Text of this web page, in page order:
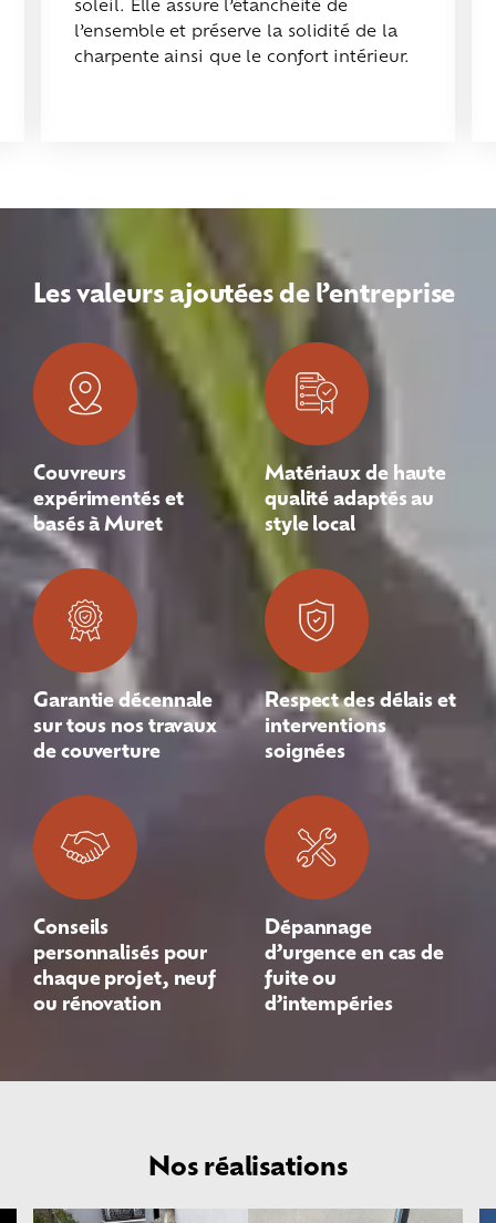
l’ensemble et préserve la solidité de la
charpente ainsi que le confort intérieur.
Les valeurs ajoutées de l’entreprise
Couvreurs
expérimentés et
basés à Muret
Matériaux de haute
qualité adaptés au
style local
Garantie décennale
sur tous nos travaux
de couverture
Respect des délais et
interventions
soignées
Conseils
personnalisés pour
chaque projet, neuf
ou rénovation
Dépannage
d’urgence en cas de
fuite ou
d’intempéries
Nos réalisations